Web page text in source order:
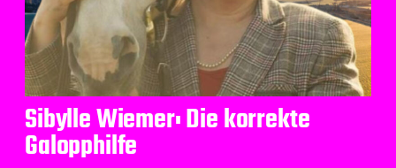
Sibylle Wiemer: Die korrekte
Galopphilfe